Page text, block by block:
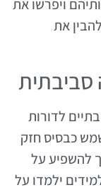
ויפרשו את
את
סביבתית
לדורות
כבסיס חזק
להשפיע על
ילמדו על